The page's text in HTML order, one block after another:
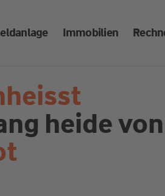
Immobilien
heide